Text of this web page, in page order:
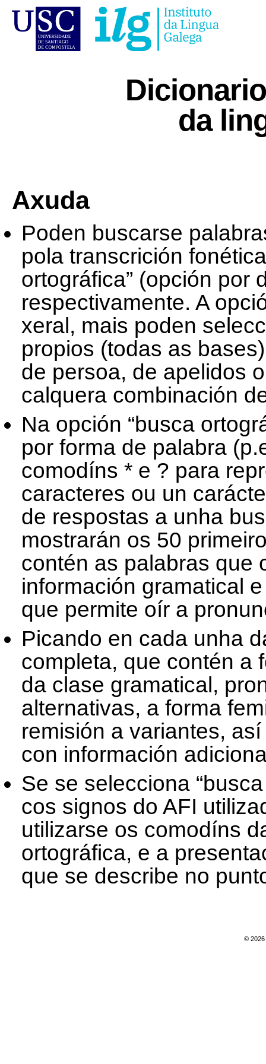
da
Axuda
Poden buscarse
pola transcrición
ortográfica” (opción por
respectivamente. A
xeral, mais poden
propios (todas as
de persoa, de apelidos
calquera combinación
Na opción “busca
por forma de palabra
comodíns * e ? para
caracteres ou un
de respostas a unha
mostrarán os 50
contén as palabras que
información gramatical
que permite oír a
Picando en cada unha
completa, que contén a
da clase gramatical,
alternativas, a forma
remisión a variantes,
con información
Se se selecciona
cos signos do AFI
utilizarse os comodíns
ortográfica, e a
que se describe no
© 2026